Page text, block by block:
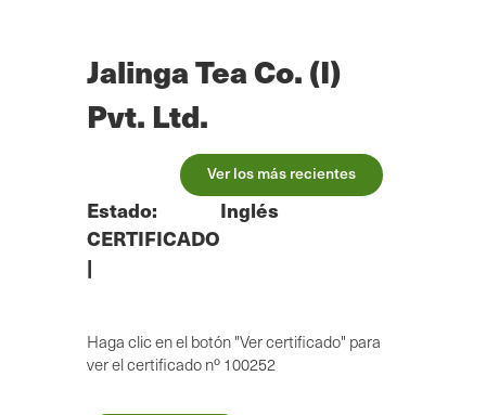
Jalinga Tea Co. (I)
Pvt. Ltd.
Ver los más recientes
Estado:
CERTIFICADO
|
Inglés
Haga clic en el botón "Ver certificado" para
ver el certificado nº 100252